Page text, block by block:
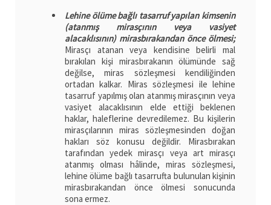
Lehine ölüme bağlı tasarruf yapılan kimsenin
(atanmış mirasçının veya vasiyet
alacaklısının) mirasbırakandan önce ölmesi;
Mirasçı atanan veya kendisine belirli mal
bırakılan kişi mirasbırakanın ölümünde sağ
değilse, miras sözleşmesi kendiliğinden
ortadan kalkar. Miras sözleşmesi ile lehine
tasarruf yapılmış olan atanmış mirasçının veya
vasiyet alacaklısının elde ettiği beklenen
haklar, haleflerine devredilemez. Bu kişilerin
mirasçılarının miras sözleşmesinden doğan
hakları söz konusu değildir. Mirasbırakan
tarafından yedek mirasçı veya art mirasçı
atanmış olması hâlinde, miras sözleşmesi,
lehine ölüme bağlı tasarrufta bulunulan kişinin
mirasbırakandan önce ölmesi sonucunda
sona ermez.